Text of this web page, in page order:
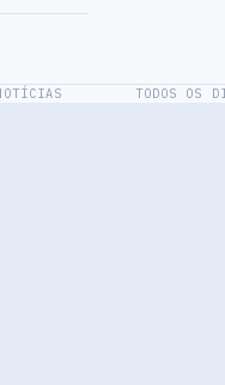
TODOS OS